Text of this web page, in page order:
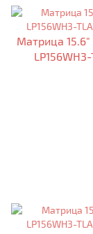
Матрица 15.6"